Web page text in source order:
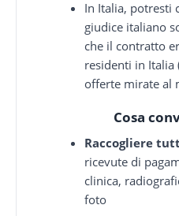
In Italia, potresti
giudice italiano
che il contratto
residenti in Italia
offerte mirate al
Cosa
Raccogliere
ricevute di
clinica,
foto